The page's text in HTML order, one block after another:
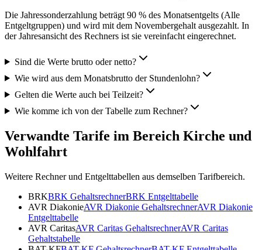
Die Jahressonderzahlung beträgt 90 % des Monatsentgelts (Alle
Entgeltgruppen) und wird mit dem Novembergehalt ausgezahlt. In
der Jahresansicht des Rechners ist sie vereinfacht eingerechnet.
Sind die Werte brutto oder netto?
Wie wird aus dem Monatsbrutto der Stundenlohn?
Gelten die Werte auch bei Teilzeit?
Wie komme ich von der Tabelle zum Rechner?
Verwandte Tarife im Bereich Kirche und
Wohlfahrt
Weitere Rechner und Entgelttabellen aus demselben Tarifbereich.
BRKBRK GehaltsrechnerBRK Entgelttabelle
AVR DiakonieAVR Diakonie GehaltsrechnerAVR Diakonie
Entgelttabelle
AVR CaritasAVR Caritas GehaltsrechnerAVR Caritas
Gehaltstabelle